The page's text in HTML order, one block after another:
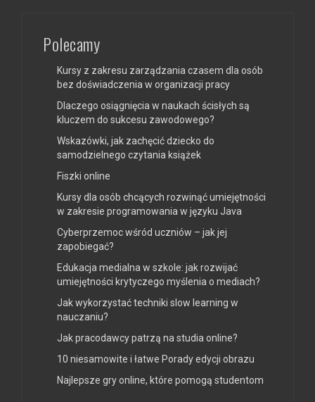
Polecamy
Kursy z zakresu zarządzania czasem dla osób
bez doświadczenia w organizacji pracy
Dlaczego osiągnięcia w naukach ścisłych są
kluczem do sukcesu zawodowego?
Wskazówki, jak zachęcić dziecko do
samodzielnego czytania książek
Fiszki online
Kursy dla osób chcących rozwinąć umiejętności
w zakresie programowania w języku Java
Cyberprzemoc wśród uczniów – jak jej
zapobiegać?
Edukacja medialna w szkole: jak rozwijać
umiejętności krytyczego myślenia o mediach?
Jak wykorzystać techniki slow learning w
nauczaniu?
Jak pracodawcy patrzą na studia online?
10 niesamowite i łatwe Porady edycji obrazu
Najlepsze gry online, które pomogą studentom